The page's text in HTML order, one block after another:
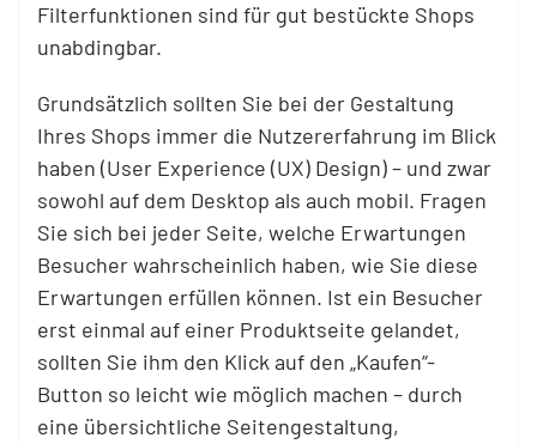
Filterfunktionen sind für gut bestückte Shops
unabdingbar.
Grundsätzlich sollten Sie bei der Gestaltung
Ihres Shops immer die Nutzererfahrung im Blick
haben (User Experience (UX) Design) – und zwar
sowohl auf dem Desktop als auch mobil. Fragen
Sie sich bei jeder Seite, welche Erwartungen
Besucher wahrscheinlich haben, wie Sie diese
Erwartungen erfüllen können. Ist ein Besucher
erst einmal auf einer Produktseite gelandet,
sollten Sie ihm den Klick auf den „Kaufen“-
Button so leicht wie möglich machen – durch
eine übersichtliche Seitengestaltung,